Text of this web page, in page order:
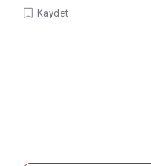
Kaydet